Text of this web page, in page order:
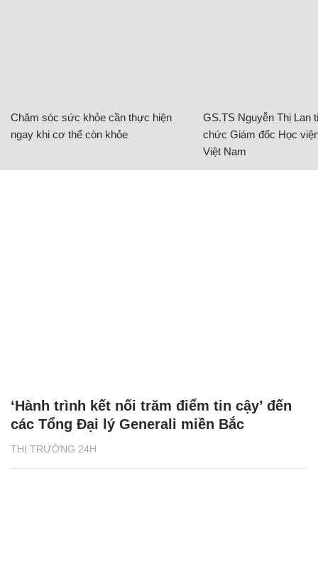
Chăm sóc sức khỏe cần thực hiện
ngay khi cơ thể còn khỏe
GS.TS Nguyễn Thị Lan
chức Giám đốc Học
Việt Nam
THỊ TRƯỜNG 24H
‘Hành trình kết nối trăm điểm tin cậy’ đến
các Tổng Đại lý Generali miền Bắc